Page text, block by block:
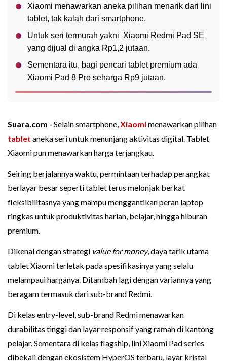
Xiaomi menawarkan aneka pilihan menarik dari lini
tablet, tak kalah dari smartphone.
Untuk seri termurah yakni Xiaomi Redmi Pad SE
yang dijual di angka Rp1,2 jutaan.
Sementara itu, bagi pencari tablet premium ada
Xiaomi Pad 8 Pro seharga Rp9 jutaan.
Suara.com - Selain smartphone,Xiaomimenawarkan pilihan
tablet aneka seri untuk menunjang aktivitas digital. Tablet
Xiaomi pun menawarkan harga terjangkau.
Seiring berjalannya waktu, permintaan terhadap perangkat
berlayar besar seperti tablet terus melonjak berkat
fleksibilitasnya yang mampu menggantikan peran laptop
ringkas untuk produktivitas harian, belajar, hingga hiburan
premium.
Dikenal dengan strategi value for money, daya tarik utama
tablet Xiaomi terletak pada spesifikasinya yang selalu
melampaui harganya. Ditambah lagi dengan variannya yang
beragam termasuk dari sub-brand Redmi.
Di kelas entry-level, sub-brand Redmi menawarkan
durabilitas tinggi dan layar responsif yang ramah di kantong
pelajar. Sementara di kelas flagship, lini Xiaomi Pad series
dibekali dengan ekosistem HyperOS terbaru, layar kristal